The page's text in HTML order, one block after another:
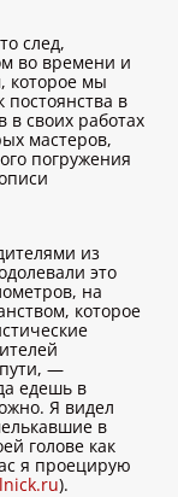
след,
во времени и
которое мы
в
своих работах
мастеров,
погружения
из
это
на
которое
—
едешь в
Я видел
в
голове как
я проецирую
).